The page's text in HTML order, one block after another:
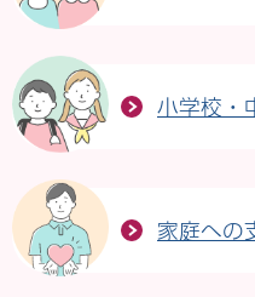
小学校・
家庭への